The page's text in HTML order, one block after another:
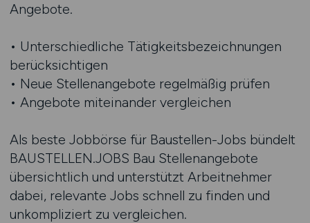
Angebote.
• Unterschiedliche Tätigkeitsbezeichnungen
berücksichtigen
• Neue Stellenangebote regelmäßig prüfen
• Angebote miteinander vergleichen
Als beste Jobbörse für Baustellen-Jobs bündelt
BAUSTELLEN.JOBS Bau Stellenangebote
übersichtlich und unterstützt Arbeitnehmer
dabei, relevante Jobs schnell zu finden und
unkompliziert zu vergleichen.